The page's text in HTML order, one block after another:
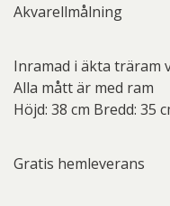
Akvarellmålning
Inramad i äkta träram
Alla mått är med ram
Höjd: 38 cm Bredd: 35
Gratis hemleverans